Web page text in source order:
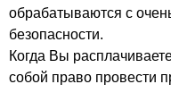
обрабатываются с
безопасности.
Когда Вы
собой право провести